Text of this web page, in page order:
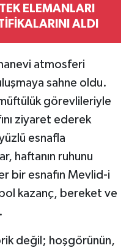
ELEMANLARI
ALDI
atmosferi
sahne oldu.
görevlileriyle
ziyaret ederek
esnafla
haftanın ruhunu
bir esnafın Mevlid-i
bol kazanç, bereket ve
değil; hoşgörünün,